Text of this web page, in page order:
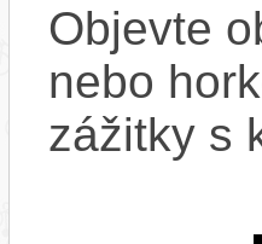
Objevte
nebo
zážitky s